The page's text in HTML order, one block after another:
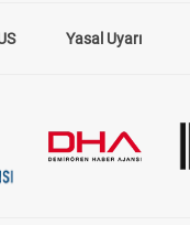
Yasal Uyarı